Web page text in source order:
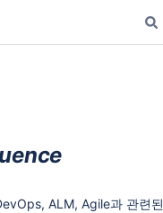
ALM, Agile과 관련된